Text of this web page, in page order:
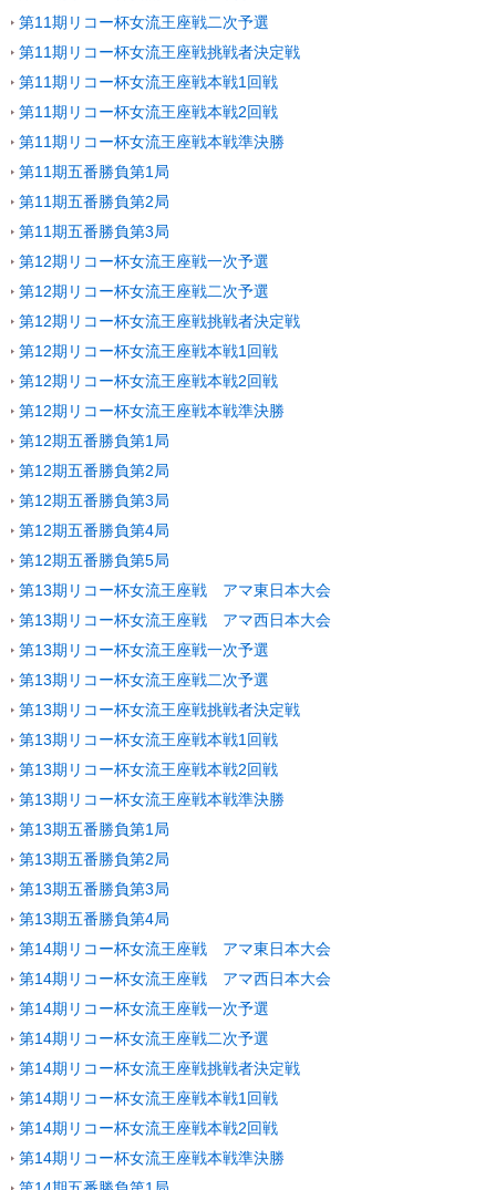
第11期リコー杯女流王座戦二次予選
第11期リコー杯女流王座戦挑戦者決定戦
第11期リコー杯女流王座戦本戦1回戦
第11期リコー杯女流王座戦本戦2回戦
第11期リコー杯女流王座戦本戦準決勝
第11期五番勝負第1局
第11期五番勝負第2局
第11期五番勝負第3局
第12期リコー杯女流王座戦一次予選
第12期リコー杯女流王座戦二次予選
第12期リコー杯女流王座戦挑戦者決定戦
第12期リコー杯女流王座戦本戦1回戦
第12期リコー杯女流王座戦本戦2回戦
第12期リコー杯女流王座戦本戦準決勝
第12期五番勝負第1局
第12期五番勝負第2局
第12期五番勝負第3局
第12期五番勝負第4局
第12期五番勝負第5局
第13期リコー杯女流王座戦 アマ東日本大会
第13期リコー杯女流王座戦 アマ西日本大会
第13期リコー杯女流王座戦一次予選
第13期リコー杯女流王座戦二次予選
第13期リコー杯女流王座戦挑戦者決定戦
第13期リコー杯女流王座戦本戦1回戦
第13期リコー杯女流王座戦本戦2回戦
第13期リコー杯女流王座戦本戦準決勝
第13期五番勝負第1局
第13期五番勝負第2局
第13期五番勝負第3局
第13期五番勝負第4局
第14期リコー杯女流王座戦 アマ東日本大会
第14期リコー杯女流王座戦 アマ西日本大会
第14期リコー杯女流王座戦一次予選
第14期リコー杯女流王座戦二次予選
第14期リコー杯女流王座戦挑戦者決定戦
第14期リコー杯女流王座戦本戦1回戦
第14期リコー杯女流王座戦本戦2回戦
第14期リコー杯女流王座戦本戦準決勝